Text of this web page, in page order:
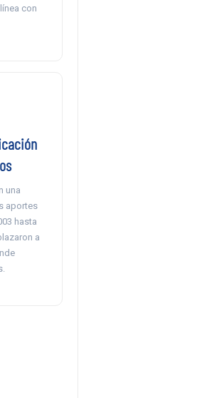
con
una
aportes
hasta
a